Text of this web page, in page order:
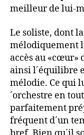
meilleur de lui-
Le soliste, dont
mélodiquement
accès au «cœur»
ainsi l´équilibre
mélodie. Ce qui
´orchestre en
parfaitement
fréquent d´un